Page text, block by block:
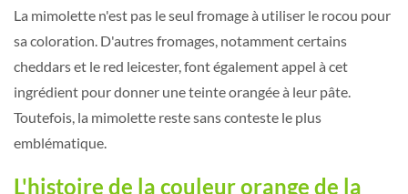
La mimolette n'est pas le seul fromage à utiliser le rocou pour
sa coloration. D'autres fromages, notamment certains
cheddars et le red leicester, font également appel à cet
ingrédient pour donner une teinte orangée à leur pâte.
Toutefois, la mimolette reste sans conteste le plus
emblématique.
L'histoire de la couleur orange de la